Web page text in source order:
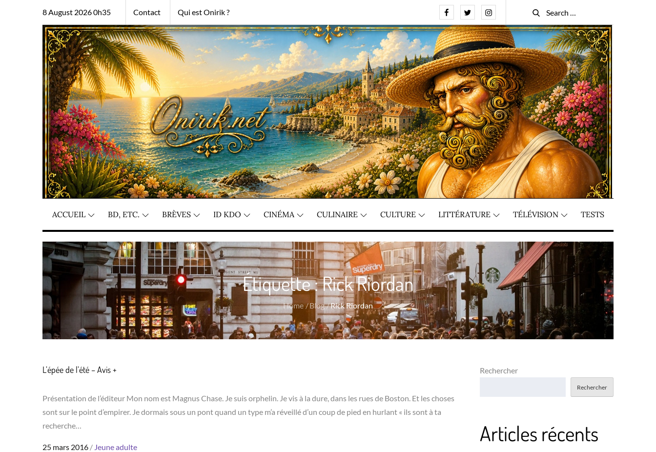
8 August 2026 0h35 Contact Qui est Onirik ? FacebookTwitterInstagram
Search
for:
Search
ACCUEIL BD, ETC. BRÈVES ID KDO CINÉMA CULINAIRE CULTURE LITTÉRATURE TÉLÉVISION TESTS
Étiquette :Rick Riordan
Home Blog Rick Riordan
L’épée de l’été – Avis +
Présentation de l’éditeur Mon nom est Magnus Chase. Je suis orphelin. Je vis à la dure, dans les rues de Boston. Et les choses
sont sur le point d’empirer. Je dormais sous un pont quand un type m’a réveillé d’un coup de pied en hurlant « ils sont à ta
recherche…
Posted
25 mars 2016 Jeune adulte
Rechercher
Rechercher
Articles récents